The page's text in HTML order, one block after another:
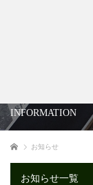
INFORMATION
ホーム お知らせ
お知らせ一覧